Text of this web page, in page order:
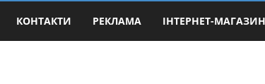
КОНТАКТИ РЕКЛАМА ІНТЕРНЕТ-МАГАЗИН